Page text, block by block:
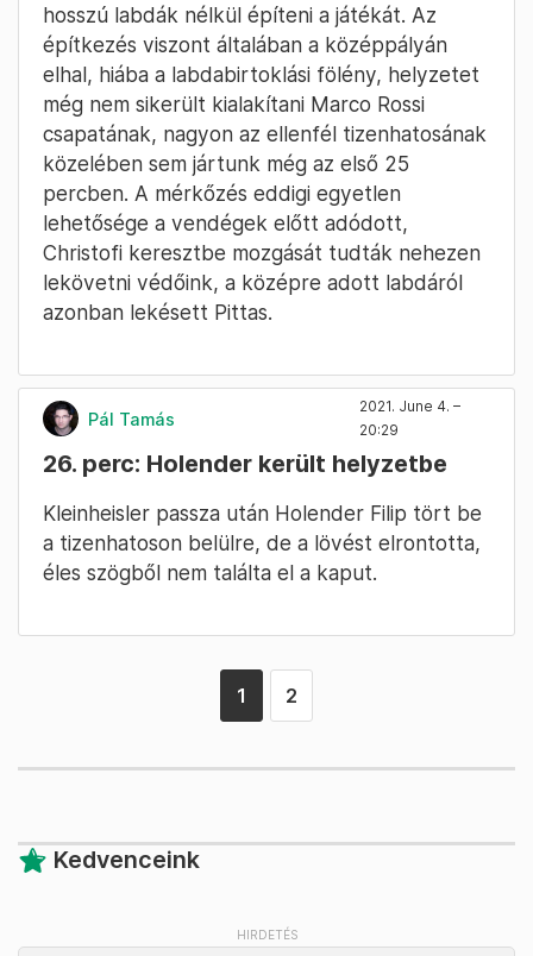
hosszú labdák nélkül építeni a játékát. Az
építkezés viszont általában a középpályán
elhal, hiába a labdabirtoklási fölény, helyzetet
még nem sikerült kialakítani Marco Rossi
csapatának, nagyon az ellenfél tizenhatosának
közelében sem jártunk még az első 25
percben. A mérkőzés eddigi egyetlen
lehetősége a vendégek előtt adódott,
Christofi keresztbe mozgását tudták nehezen
lekövetni védőink, a középre adott labdáról
azonban lekésett Pittas.
Pál Tamás
2021. June 4. –
20:29
26. perc: Holender került helyzetbe
Kleinheisler passza után Holender Filip tört be
a tizenhatoson belülre, de a lövést elrontotta,
éles szögből nem találta el a kaput.
1 2
Kedvenceink